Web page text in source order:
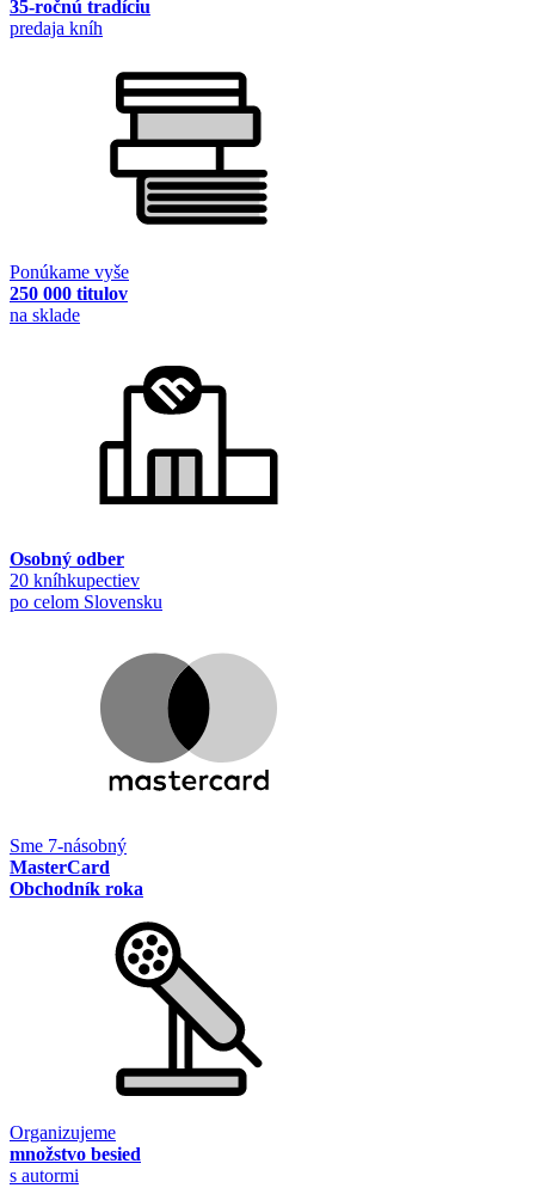
35-ročnú tradíciu
predaja kníh
Ponúkame vyše
250 000 titulov
na sklade
Osobný odber
20 kníhkupectiev
po celom Slovensku
Sme 7-násobný
MasterCard
Obchodník roka
Organizujeme
množstvo besied
s autormi